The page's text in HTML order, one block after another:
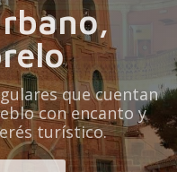
que cuentan
con encanto y
turístico.